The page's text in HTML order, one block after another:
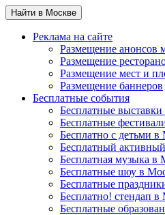
Найти в Москве
Реклама на сайте
Размещение анонсов
Размещение
Размещение мест и
Размещение баннеров
Бесплатные события
Бесплатные
Бесплатные
Бесплатно с детьми в
Бесплатный
Бесплатная музыка в
Бесплатные шоу в
Бесплатные
Бесплатно! стендап в
Бесплатные